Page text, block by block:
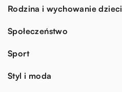
Rodzina i wychowanie dzieci
Społeczeństwo
Sport
Styl i moda